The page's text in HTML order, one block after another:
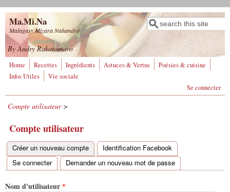
Aller au contenu principal
Ma.Mi.Na
Malagasy Mizara Nahandro
Formulaire de
recherche
Rechercher
By Andry Rakotomavo
Home Recettes Ingrédients Astuces & Vertus
Poésies & cuisine
Infos Utiles
Vie sociale
Se connecter
Compte utilisateur>
Compte utilisateur
Onglets principaux
Créer un nouveau compte (onglet actif)
Identification Facebook
Se connecter
Demander un nouveau mot de passe
Nom d'utilisateur *